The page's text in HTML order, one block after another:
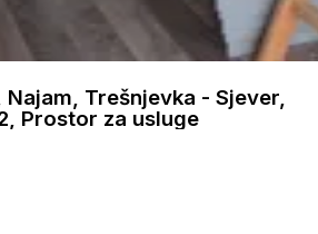
Trešnjevka - Sjever,
Prostor za usluge